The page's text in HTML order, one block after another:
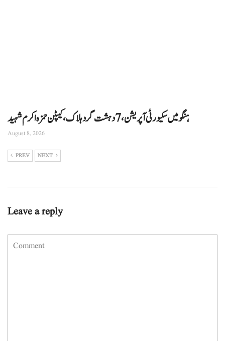
ہنگو میں سکیورٹی آپریشن، 7 دہشت گرد ہلاک، کیپٹن حمزہ اکرم شہید
August 8, 2026
PREV NEXT
Leave a reply